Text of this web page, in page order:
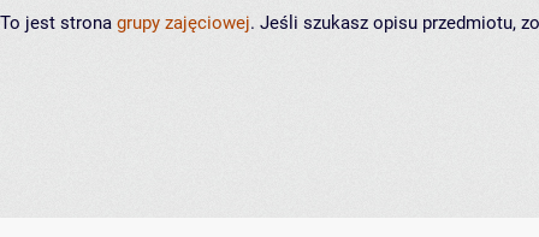
To jest strona grupy zajęciowej. Jeśli szukasz opisu przedmiotu,